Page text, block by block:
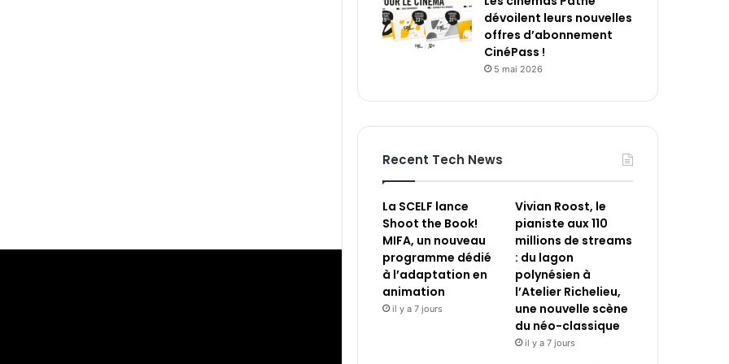
dévoilent leurs nouvelles
offres d’abonnement
CinéPass !
5 mai 2026
Recent Tech News
La SCELF lance
Shoot the Book!
MIFA, un nouveau
programme dédié
à l’adaptation en
animation
il y a 7 jours
Vivian Roost, le
pianiste aux 110
millions de streams
: du lagon
polynésien à
l’Atelier Richelieu,
une nouvelle scène
du néo-classique
il y a 7 jours